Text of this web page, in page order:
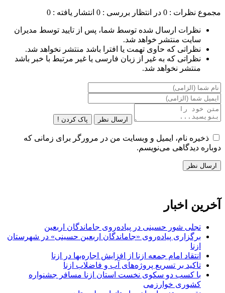
مجموع نظرات : 0 در انتظار بررسی : 0 انتشار یافته : 0
نظرات ارسال شده توسط شما، پس از تایید توسط مدیران
سایت منتشر خواهد شد.
نظراتی که حاوی تهمت یا افترا باشد منتشر نخواهد شد.
نظراتی که به غیر از زبان فارسی یا غیر مرتبط با خبر باشد
منتشر نخواهد شد.
ارسال نظر پاک کردن !
ذخیره نام، ایمیل و وبسایت من در مرورگر برای زمانی که
دوباره دیدگاهی می‌نویسم.
آخرین اخبار
تجلی شور حسینی در پیاده‌روی جاماندگان اربعین
برگزاری پیاده‌روی «جاماندگان اربعین حسینی» در شهرستان
ازنا
انتقاد امام جمعه ازنا از افزایش اجاره‌بها در ازنا
تاکید بر تسریع پروژه‌های آب و فاضلاب ازنا
با کسب دو سکوی نخست استان ازنا مسافر جشنواره
کشوری خوارزمی